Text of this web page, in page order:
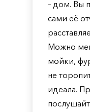
– дом. Вы
сами её
Можно
мойки,
не
идеала.